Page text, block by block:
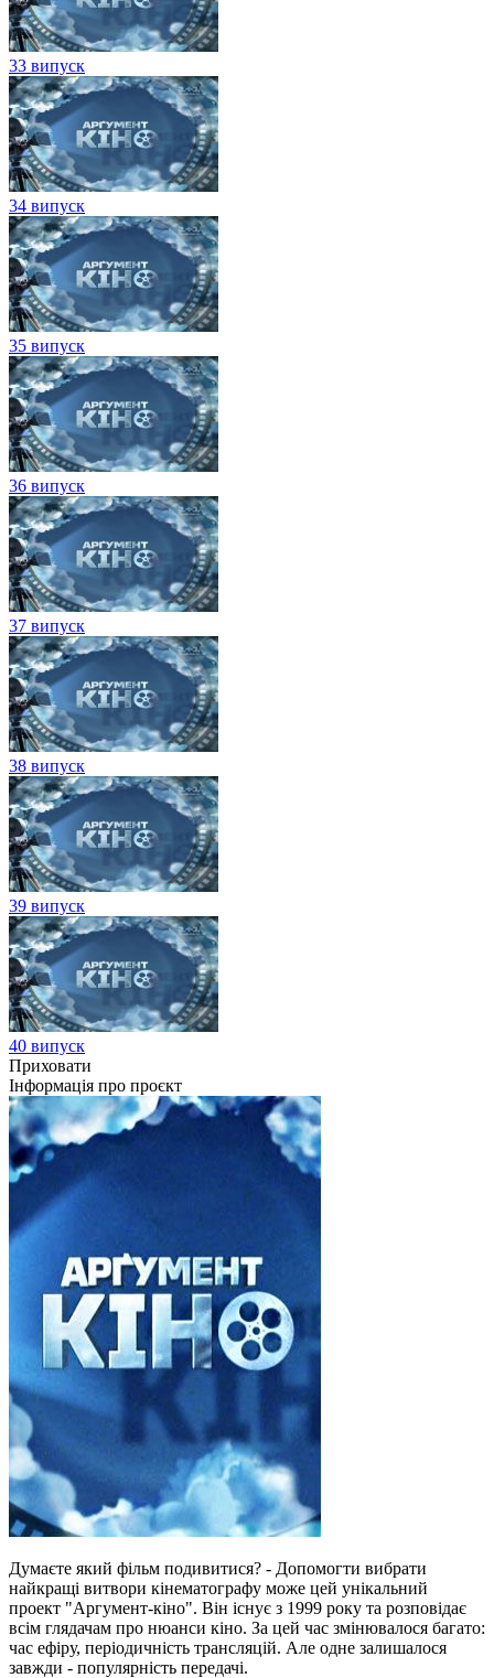
33 випуск
34 випуск
35 випуск
36 випуск
37 випуск
38 випуск
39 випуск
40 випуск
Приховати
Інформація про проєкт
Думаєте який фільм подивитися? - Допомогти вибрати
найкращі витвори кінематографу може цей унікальний
проект "Аргумент-кіно". Він існує з 1999 року та розповідає
всім глядачам про нюанси кіно. За цей час змінювалося багато:
час ефіру, періодичність трансляцій. Але одне залишалося
завжди - популярність передачі.